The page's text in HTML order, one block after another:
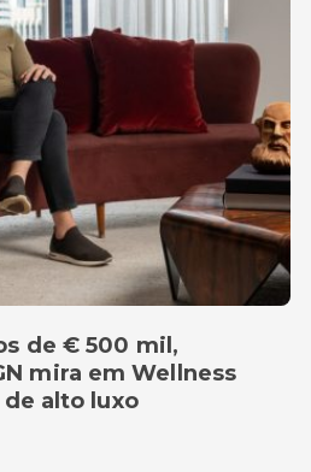
de € 500 mil,
mira em Wellness
alto luxo